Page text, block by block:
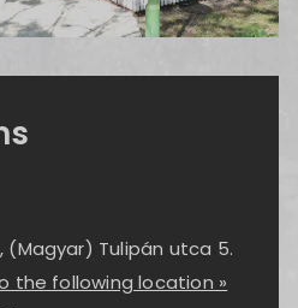
(Magyar) Tulipán utca 5.
the following location »